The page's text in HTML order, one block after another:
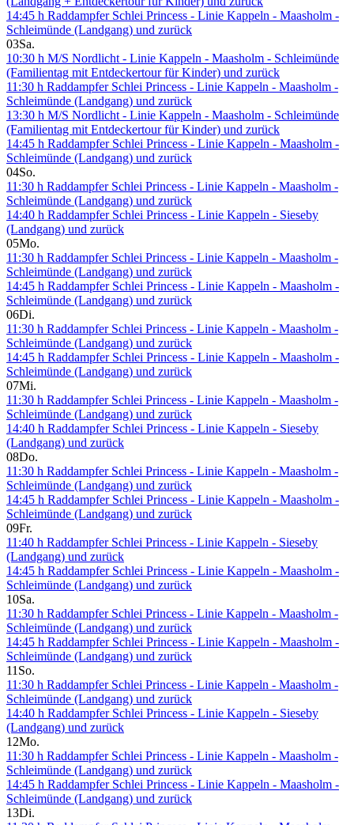
14:45 h Raddampfer Schlei Princess - Linie Kappeln - Maasholm -
Schleimünde (Landgang) und zurück
03Sa.
10:30 h M/S Nordlicht - Linie Kappeln - Maasholm - Schleimünde
(Familientag mit Entdeckertour für Kinder) und zurück
11:30 h Raddampfer Schlei Princess - Linie Kappeln - Maasholm -
Schleimünde (Landgang) und zurück
13:30 h M/S Nordlicht - Linie Kappeln - Maasholm - Schleimünde
(Familientag mit Entdeckertour für Kinder) und zurück
14:45 h Raddampfer Schlei Princess - Linie Kappeln - Maasholm -
Schleimünde (Landgang) und zurück
04So.
11:30 h Raddampfer Schlei Princess - Linie Kappeln - Maasholm -
Schleimünde (Landgang) und zurück
14:40 h Raddampfer Schlei Princess - Linie Kappeln - Sieseby
(Landgang) und zurück
05Mo.
11:30 h Raddampfer Schlei Princess - Linie Kappeln - Maasholm -
Schleimünde (Landgang) und zurück
14:45 h Raddampfer Schlei Princess - Linie Kappeln - Maasholm -
Schleimünde (Landgang) und zurück
06Di.
11:30 h Raddampfer Schlei Princess - Linie Kappeln - Maasholm -
Schleimünde (Landgang) und zurück
14:45 h Raddampfer Schlei Princess - Linie Kappeln - Maasholm -
Schleimünde (Landgang) und zurück
07Mi.
11:30 h Raddampfer Schlei Princess - Linie Kappeln - Maasholm -
Schleimünde (Landgang) und zurück
14:40 h Raddampfer Schlei Princess - Linie Kappeln - Sieseby
(Landgang) und zurück
08Do.
11:30 h Raddampfer Schlei Princess - Linie Kappeln - Maasholm -
Schleimünde (Landgang) und zurück
14:45 h Raddampfer Schlei Princess - Linie Kappeln - Maasholm -
Schleimünde (Landgang) und zurück
09Fr.
11:40 h Raddampfer Schlei Princess - Linie Kappeln - Sieseby
(Landgang) und zurück
14:45 h Raddampfer Schlei Princess - Linie Kappeln - Maasholm -
Schleimünde (Landgang) und zurück
10Sa.
11:30 h Raddampfer Schlei Princess - Linie Kappeln - Maasholm -
Schleimünde (Landgang) und zurück
14:45 h Raddampfer Schlei Princess - Linie Kappeln - Maasholm -
Schleimünde (Landgang) und zurück
11 So.
11:30 h Raddampfer Schlei Princess - Linie Kappeln - Maasholm -
Schleimünde (Landgang) und zurück
14:40 h Raddampfer Schlei Princess - Linie Kappeln - Sieseby
(Landgang) und zurück
12Mo.
11:30 h Raddampfer Schlei Princess - Linie Kappeln - Maasholm -
Schleimünde (Landgang) und zurück
14:45 h Raddampfer Schlei Princess - Linie Kappeln - Maasholm -
Schleimünde (Landgang) und zurück
13Di.